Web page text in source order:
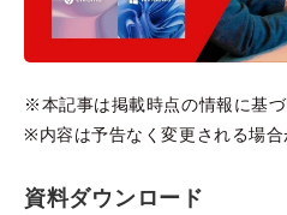
※本記事は掲載時点の情報に基づ
※内容は予告なく変更される場合
資料ダウンロード